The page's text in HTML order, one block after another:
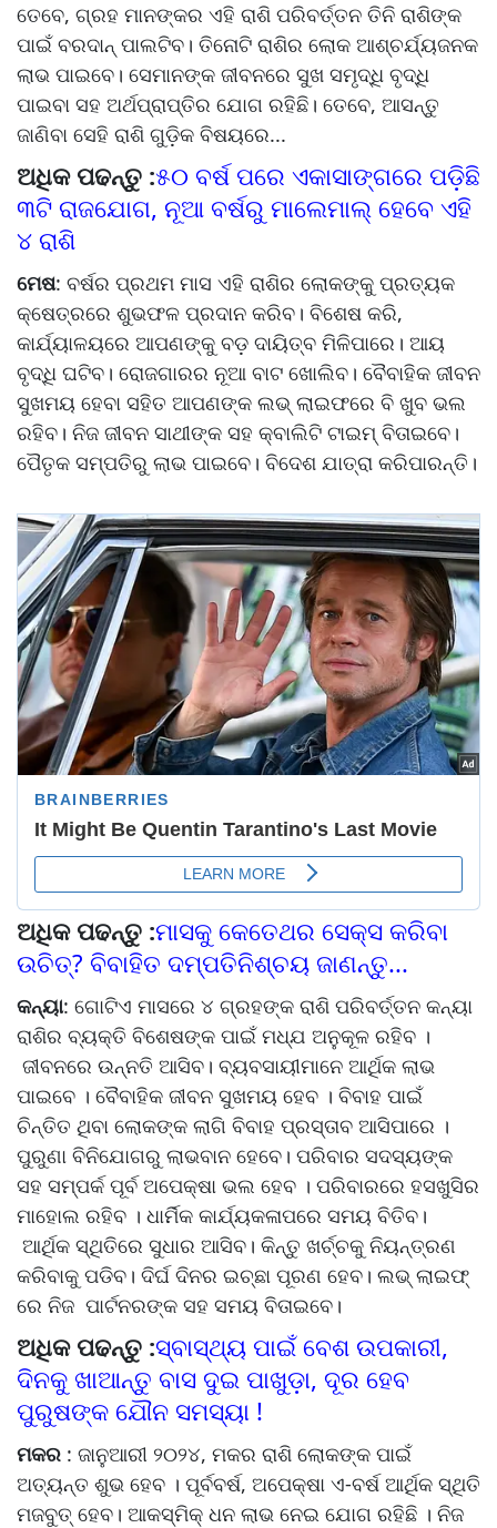
ତେବେ, ଗ୍ରହ ମାନଙ୍କର ଏହି ରାଶି ପରିବର୍ତ୍ତନ ତିନି ରାଶିଙ୍କ
ପାଇଁ ବରଦାନ୍ ପାଲଟିବ। ତିନୋଟି ରାଶିର ଲୋକ ଆଶ୍ଚର୍ଯ୍ୟଜନକ
ଲାଭ ପାଇବେ। ସେମାନଙ୍କ ଜୀବନରେ ସୁଖ ସମୃଦ୍ଧି ବୃଦ୍ଧି
ପାଇବା ସହ ଅର୍ଥପ୍ରାପ୍ତିର ଯୋଗ ରହିଛି। ତେବେ, ଆସନ୍ତୁ
ଜାଣିବା ସେହି ରାଶି ଗୁଡି଼କ ବିଷୟରେ...
ଅଧିକ ପଢନ୍ତୁ :୫୦ ବର୍ଷ ପରେ ଏକାସାଙ୍ଗରେ ପଡି଼ଛି
୩ଟି ରାଜଯୋଗ, ନୂଆ ବର୍ଷରୁ ମାଲେମାଲ୍ ହେବେ ଏହି
୪ ରାଶି
ମେଷ: ବର୍ଷର ପ୍ରଥମ ମାସ ଏହି ରାଶିର ଲୋକଙ୍କୁ ପ୍ରତ୍ୟକ
କ୍ଷେତ୍ରରେ ଶୁଭଫଳ ପ୍ରଦାନ କରିବ। ବିଶେଷ କରି,
କାର୍ଯ୍ୟାଳୟରେ ଆପଣଙ୍କୁ ବଡ଼ ଦାୟିତ୍ବ ମିଳିପାରେ। ଆୟ
ବୃଦ୍ଧି ଘଟିବ। ରୋଜଗାରର ନୂଆ ବାଟ ଖୋଲିବ। ବୈବାହିକ ଜୀବନ
ସୁଖମୟ ହେବା ସହିତ ଆପଣଙ୍କ ଲଭ୍ ଲାଇଫରେ ବି ଖୁବ ଭଲ
ରହିବ। ନିଜ ଜୀବନ ସାଥୀଙ୍କ ସହ କ୍ବାଲିଟି ଟାଇମ୍ ବିତାଇବେ।
ପୈତୃକ ସମ୍ପତିରୁ ଲାଭ ପାଇବେ। ବିଦେଶ ଯାତ୍ରା କରିପାରନ୍ତି।
ଅଧିକ ପଢନ୍ତୁ :ମାସକୁ କେତେଥର ସେକ୍ସ କରିବା
ଉଚିତ୍? ବିବାହିତ ଦମ୍ପତିନିଶ୍ଚୟ ଜାଣନ୍ତୁ...
କନ୍ୟା: ଗୋଟିଏ ମାସରେ ୪ ଗ୍ରହଙ୍କ ରାଶି ପରିବର୍ତ୍ତନ କନ୍ୟା
ରାଶିର ବ୍ୟକ୍ତି ବିଶେଷଙ୍କ ପାଇଁ ମଧ୍ଯ ଅନୁକୂଳ ରହିବ ।
ଜୀବନରେ ଉନ୍ନତି ଆସିବ। ବ୍ୟବସାୟୀମାନେ ଆର୍ଥିକ ଲାଭ
ପାଇବେ । ବୈବାହିକ ଜୀବନ ସୁଖମୟ ହେବ । ବିବାହ ପାଇଁ
ଚିନ୍ତିତ ଥିବା ଲୋକଙ୍କ ଲାଗି ବିବାହ ପ୍ରସ୍ତାବ ଆସିପାରେ ।
ପୁରୁଣା ବିନିଯୋଗରୁ ଲାଭବାନ ହେବେ। ପରିବାର ସଦସ୍ୟଙ୍କ
ସହ ସମ୍ପର୍କ ପୂର୍ବ ଅପେକ୍ଷା ଭଲ ହେବ । ପରିବାରରେ ହସଖୁସିର
ମାହୋଲ ରହିବ । ଧାର୍ମିକ କାର୍ଯ୍ୟକଳାପରେ ସମୟ ବିତିବ।
ଆର୍ଥିକ ସ୍ଥିତିରେ ସୁଧାର ଆସିବ। କିନ୍ତୁ ଖର୍ଚ୍ଚକୁ ନିୟନ୍ତ୍ରଣ
କରିବାକୁ ପଡିବ। ଦିର୍ଘ ଦିନର ଇଚ୍ଛା ପୂରଣ ହେବ। ଲଭ୍ ଲାଇଫ୍
ରେ ନିଜ ପାର୍ଟନରଙ୍କ ସହ ସମୟ ବିତାଇବେ।
ଅଧିକ ପଢନ୍ତୁ :ସ୍ବାସ୍ଥ୍ୟ ପାଇଁ ବେଶ ଉପକାରୀ,
ଦିନକୁ ଖାଆନ୍ତୁ ବାସ ଦୁଇ ପାଖୁଡ଼ା, ଦୂର ହେବ
ପୁରୁଷଙ୍କ ଯୌନ ସମସ୍ୟା !
ମକର : ଜାନୁଆରୀ ୨୦୨୪, ମକର ରାଶି ଲୋକଙ୍କ ପାଇଁ
ଅତ୍ୟନ୍ତ ଶୁଭ ହେବ । ପୂର୍ବବର୍ଷ, ଅପେକ୍ଷା ଏ-ବର୍ଷ ଆର୍ଥିକ ସ୍ଥିତି
ମଜବୁତ୍ ହେବ। ଆକସ୍ମିକ୍ ଧନ ଲାଭ ନେଇ ଯୋଗ ରହିଛି । ନିଜ